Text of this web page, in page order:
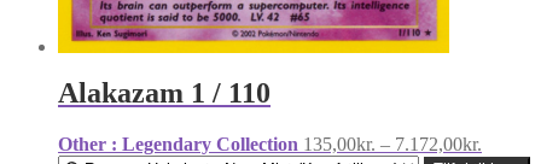
Alakazam 1 / 110
Other : Legendary Collection 135,00kr. – 7.172,00kr.